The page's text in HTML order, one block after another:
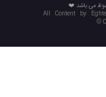
می باشد ❤️
All Content by